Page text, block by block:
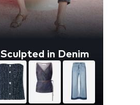
Sculpted in Denim